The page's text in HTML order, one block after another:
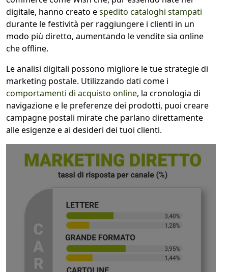
digitale, hanno creato espedito cataloghi stampati
durante le festività per raggiungere i clienti in un
modo più diretto, aumentando le vendite sia online
che offline.
Le analisi digitali possono migliore le tue strategie di
marketing postale. Utilizzando dati come i
comportamenti di acquisto online, la cronologia di
navigazione e le preferenze dei prodotti, puoi creare
campagne postali mirate che parlano direttamente
alle esigenze e ai desideri dei tuoi clienti.